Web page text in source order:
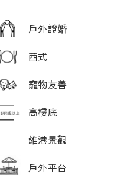
戶外證婚
西式
寵物友善
高樓底
維港景觀
戶外平台